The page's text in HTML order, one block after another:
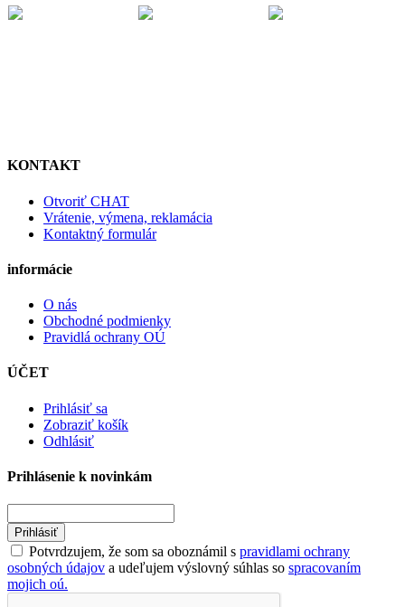
KONTAKT
Otvoriť CHAT
Vrátenie, výmena, reklamácia
Kontaktný formulár
informácie
O nás
Obchodné podmienky
Pravidlá ochrany OÚ
ÚČET
Prihlásiť sa
Zobraziť košík
Odhlásiť
Prihlásenie k novinkám
Prihlásiť
Potvrdzujem, že som sa oboznámil s pravidlami ochrany
osobných údajov a udeľujem výslovný súhlas so spracovaním
mojich oú.